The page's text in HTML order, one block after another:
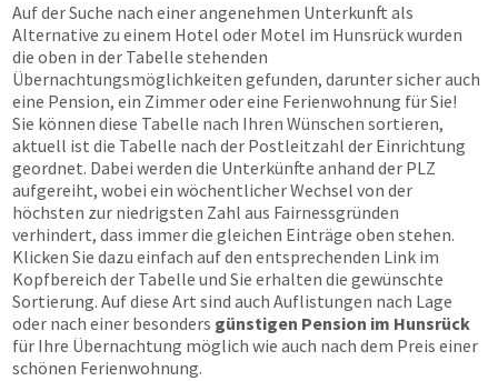
Auf der Suche nach einer angenehmen Unterkunft als
Alternative zu einem Hotel oder Motel im Hunsrück wurden
die oben in der Tabelle stehenden
Übernachtungsmöglichkeiten gefunden, darunter sicher auch
eine Pension, ein Zimmer oder eine Ferienwohnung für Sie!
Sie können diese Tabelle nach Ihren Wünschen sortieren,
aktuell ist die Tabelle nach der Postleitzahl der Einrichtung
geordnet. Dabei werden die Unterkünfte anhand der PLZ
aufgereiht, wobei ein wöchentlicher Wechsel von der
höchsten zur niedrigsten Zahl aus Fairnessgründen
verhindert, dass immer die gleichen Einträge oben stehen.
Klicken Sie dazu einfach auf den entsprechenden Link im
Kopfbereich der Tabelle und Sie erhalten die gewünschte
Sortierung. Auf diese Art sind auch Auflistungen nach Lage
oder nach einer besonders günstigen Pension im Hunsrück
für Ihre Übernachtung möglich wie auch nach dem Preis einer
schönen Ferienwohnung.